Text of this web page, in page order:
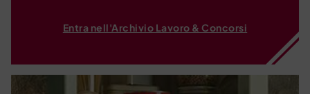
Entra nell'Archivio Lavoro & Concorsi